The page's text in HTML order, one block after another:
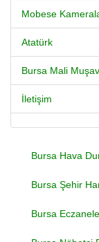
Mobese
Atatürk
Bursa Mali
İletişim
Bursa Hava
Bursa Şehir
Bursa